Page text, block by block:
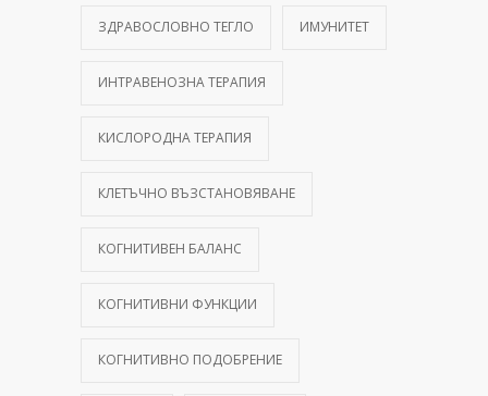
ЗДРАВОСЛОВНО ТЕГЛО ИМУНИТЕТ
ИНТРАВЕНОЗНА ТЕРАПИЯ
КИСЛОРОДНА ТЕРАПИЯ
КЛЕТЪЧНО ВЪЗСТАНОВЯВАНЕ
КОГНИТИВЕН БАЛАНС
КОГНИТИВНИ ФУНКЦИИ
КОГНИТИВНО ПОДОБРЕНИЕ